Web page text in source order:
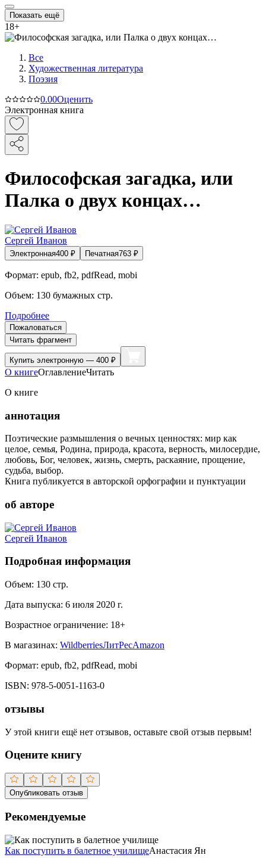
Показать ещё
18+
Все
Художественная литература
Поэзия
0.00Оценить
Электронная книга
Философская загадка, или
Палка о двух концах…
Сергей Иванов
Электронная400 ₽ Печатная763 ₽
Формат: epub, fb2, pdfRead, mobi
Объем: 130 бумажных стр.
Подробнее
Пожаловаться
Читать фрагмент
Купить электронную — 400 ₽
О книгеОглавлениеЧитать
О книге
аннотация
Поэтические размышления о вечных ценностях: мир как
целое, семья, Родина, природа, красота, верность, милосердие,
любовь, Бог, человек, жизнь, смерть, раскаяние, прощение,
судьба, выбор.
Книга публикуется в авторской орфографии и пунктуации
об авторе
Сергей Иванов
Подробная информация
Объем: 130 стр.
Дата выпуска: 6 июля 2020 г.
Возрастное ограничение: 18+
В магазинах: WildberriesЛитРесAmazon
Формат: epub, fb2, pdfRead, mobi
ISBN: 978-5-0051-1163-0
отзывы
У этой книги ещё нет отзывов, оставьте свой отзыв первым!
Оцените книгу
Опубликовать отзыв
Рекомендуемые
Как поступить в балетное училищеАнастасия Ян